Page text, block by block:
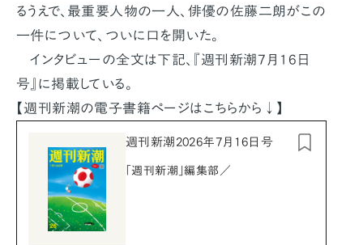
るうえで、最重要人物の一人、俳優の佐藤二朗がこの
一件について、ついに口を開いた。
インタビューの全文は下記、『週刊新潮7月16日
号』に掲載している。
【週刊新潮の電子書籍ページはこちらから↓】
週刊新潮2026年7月16日号
「週刊新潮」編集部／